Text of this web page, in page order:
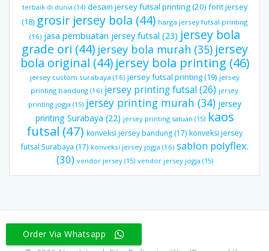
terbaik di dunia (14) desain jersey futsal printing(20) font jersey
(18) grosir jersey bola (44) harga jersey futsal printing
(16) jasa pembuatan jersey futsal (23) jersey bola
grade ori (44) jersey bola murah (35) jersey
bola original (44) jersey bola printing (46)
jersey custom surabaya (16) jersey futsal printing(19) jersey
printing bandung (16) jersey printing futsal (26) jersey
printing jogja (15) jersey printing murah (34) jersey
printing Surabaya (22) jersey printing satuan (15) kaos
futsal (47) konveksi jersey bandung (17) konveksi jersey
futsal Surabaya (17) konveksi jersey jogja (16) sablon polyflex.
(30) vendor jersey(15) vendor jersey jogja (15)
Order Via Whatsapp